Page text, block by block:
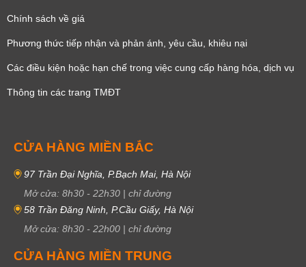
Chính sách về giá
Phương thức tiếp nhận và phản ánh, yêu cầu, khiêu nại
Các điều kiện hoặc hạn chế trong việc cung cấp hàng hóa, dịch vụ
Thông tin các trang TMĐT
CỬA HÀNG MIỀN BẮC
97 Trần Đại Nghĩa, P.Bạch Mai, Hà Nội
Mở cửa: 8h30 - 22h30 | chỉ đường
58 Trần Đăng Ninh, P.Cầu Giấy, Hà Nội
Mở cửa: 8h30 - 22h00 | chỉ đường
CỬA HÀNG MIỀN TRUNG